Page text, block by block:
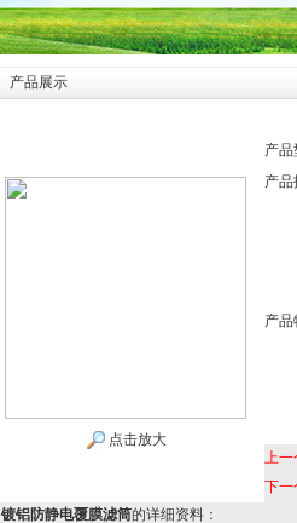
产品展示
点击放大
产品
产品
产品
上一
下一
镀铝防静电覆膜滤筒的详细资料：